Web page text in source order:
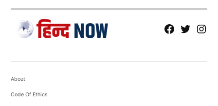
fb Tw tw
About
Code Of Ethics